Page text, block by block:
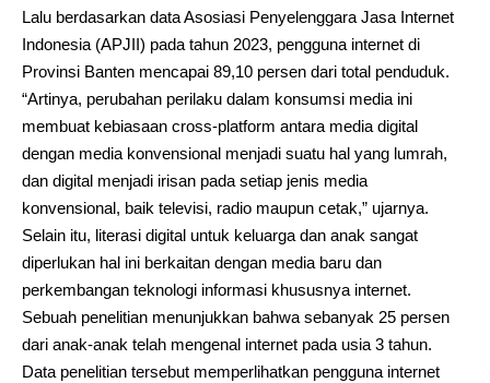
Lalu berdasarkan data Asosiasi Penyelenggara Jasa Internet
Indonesia (APJII) pada tahun 2023, pengguna internet di
Provinsi Banten mencapai 89,10 persen dari total penduduk.
“Artinya, perubahan perilaku dalam konsumsi media ini
membuat kebiasaan cross-platform antara media digital
dengan media konvensional menjadi suatu hal yang lumrah,
dan digital menjadi irisan pada setiap jenis media
konvensional, baik televisi, radio maupun cetak,” ujarnya.
Selain itu, literasi digital untuk keluarga dan anak sangat
diperlukan hal ini berkaitan dengan media baru dan
perkembangan teknologi informasi khususnya internet.
Sebuah penelitian menunjukkan bahwa sebanyak 25 persen
dari anak-anak telah mengenal internet pada usia 3 tahun.
Data penelitian tersebut memperlihatkan pengguna internet